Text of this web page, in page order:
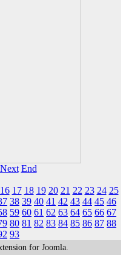
Next End
16 17 18 19 20 21 22 23 24 25
38 39 40 41 42 43 44 45 46
59 60 61 62 63 64 65 66 67
80 81 82 83 84 85 86 87 88
93
for Joomla.